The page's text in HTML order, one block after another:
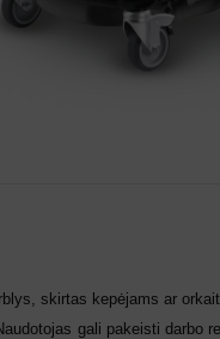
skirtas kepėjams ar
gali pakeisti darbo